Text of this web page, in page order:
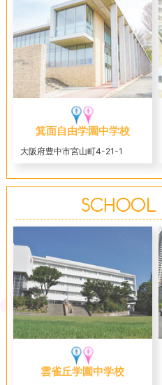
箕面自由学園中学校
大阪府豊中市宮山町4-21-1
雲雀丘学園中学校